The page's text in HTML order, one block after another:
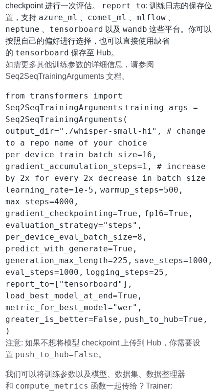
checkpoint 进行一次评估。
report_to: 训练日志的保存位
置，支持 azure_ml comet_ml 、mlflow
neptune tensorboard 以及wandb 这些平台。你可以
按照自己的偏好进行选择，也可以直接使用缺省
的 tensorboard 保存至 Hub。
如需更多其他训练参数的详细信息，请参阅
Seq2SeqTrainingArguments 文档。
from transformers import
Seq2SeqTrainingArguments training_args =
Seq2SeqTrainingArguments(
output_dir="./whisper-small-hi", # change
to a repo name of your choice
per_device_train_batch_size=16,
gradient_accumulation_steps=1, # increase
by 2x for every 2x decrease in batch size
learning_rate=1e-5, warmup_steps=500,
max_steps=4000,
gradient_checkpointing=True, fp16=True,
evaluation_strategy="steps",
per_device_eval_batch_size=8,
predict_with_generate=True,
generation_max_length=225, save_steps=1000,
eval_steps=1000, logging_steps=25,
report_to=["tensorboard"],
load_best_model_at_end=True,
metric_for_best_model="wer",
greater_is_better=False, push_to_hub=True,
)
注意: 如果不想将模型 checkpoint 上传到 Hub，你需要设
置 push_to_hub=False。
我们可以将训练参数以及模型、数据集、数据整理器
和 compute_metrics 函数一起传给 ? Trainer: